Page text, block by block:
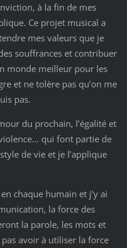
à la fin de mes
Ce projet musical a
mes valeurs que je
souffrances et contribuer
monde meilleur pour les
et ne tolère pas qu’on me
pas.
du prochain, l’égalité et
qui font partie de
de vie et je l’applique
chaque humain et j’y ai
la force des
la parole, les mots et
avoir à utiliser la force